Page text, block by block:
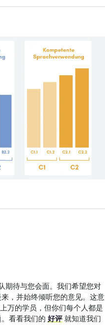
期待与您会面。我们希望您对
，并始终倾听您的意见。这意
万的学员，但你们每个人都是
看看我们的 好评就知道我们